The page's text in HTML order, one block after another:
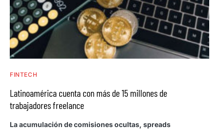
FINTECH
Latinoamérica cuenta con más de 15 millones de
trabajadores freelance
La acumulación de comisiones ocultas, spreads